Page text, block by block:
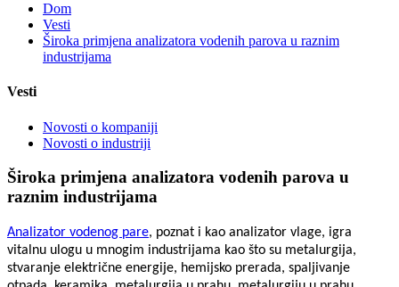
Dom
Vesti
Široka primjena analizatora vodenih parova u raznim
industrijama
Vesti
Novosti o kompaniji
Novosti o industriji
Široka primjena analizatora vodenih parova u
raznim industrijama
Analizator vodenog pare, poznat i kao analizator vlage, igra
vitalnu ulogu u mnogim industrijama kao što su metalurgija,
stvaranje električne energije, hemijsko prerada, spaljivanje